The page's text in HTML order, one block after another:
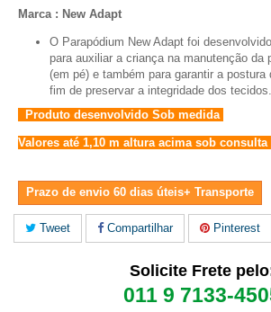
Marca : New Adapt
O Parapódium New Adapt foi
para auxiliar a criança na manutenção da
(em pé) e também para garantir a
fim de preservar a integridade dos tecidos.
Produto desenvolvido Sob medida
Valores até 1,10 m altura acima sob consulta
Prazo de envio 60 dias úteis+ Transporte
Tweet Compartilhar Pinterest
Solicite Frete
011 9 7133-